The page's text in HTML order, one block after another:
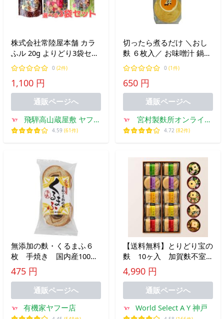
株式会社常陸屋本舗 カラ
ふル 20g よりどり3袋セッ
ト 麩 星 ハート 花 焼き
麩 トッピング 料理 彩り
イベント 食材 お祝い 料理
デザート スープ
0 (2件)
1,100 円
通販ページへ
飛騨高山蔵屋敷 ヤフー
店
4.59 (61件)
切ったら煮るだけ ＼おし
麩 ６枚入／ お味噌汁 鍋
簡単 便利 たんぱく質 新潟
離乳食 介護食 すき焼き 鍋
味噌汁 保存食 麩 お麩 低
脂質 健康 ヘルシー
0 (1件)
650 円
通販ページへ
宮村製麩所オンライン
ショップ
4.72 (82件)
無添加の麩・くるまふ６
枚 手焼き 国内産100％
「北海道産全粒小麦粉使
用」
475 円
通販ページへ
有機家ヤフー店
【送料無料】とりどり宝の
麩 10ヶ入 加賀麩不室
屋 ギフト 可愛い贈り
物 リボン麩、フラワー麩
4,990 円
通販ページへ
World Select A Y 神戸